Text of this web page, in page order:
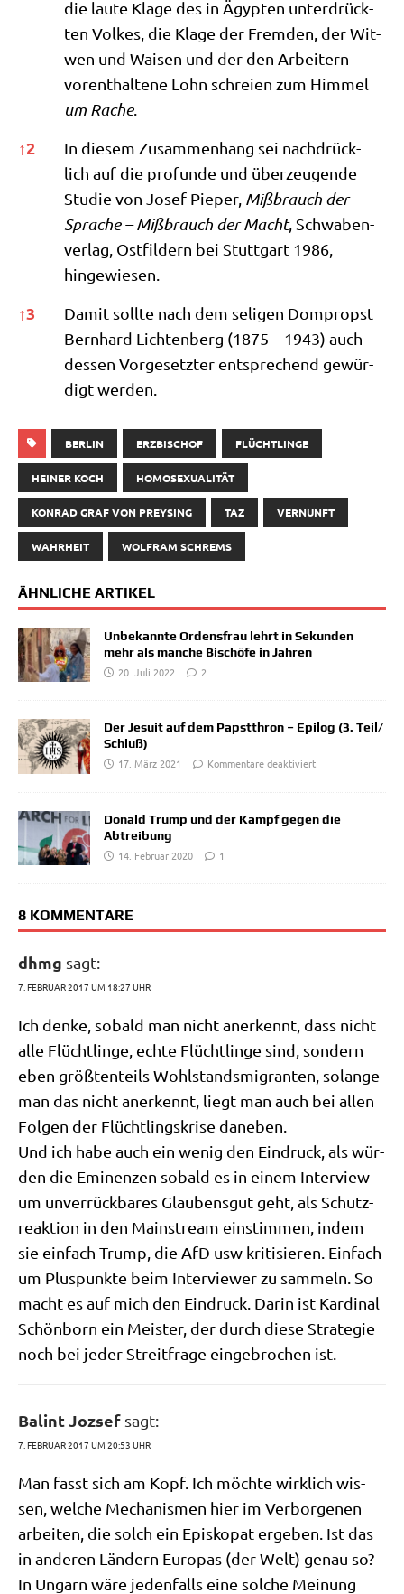
die lau­te Kla­ge des in Ägyp­ten unter­drück­
ten Vol­kes, die Kla­ge der Frem­den, der Wit­
wen und Wai­sen und der den Arbei­tern
vor­ent­hal­te­ne Lohn schrei­en zum Him­mel
um Rache.
↑2
In die­sem Zusam­men­hang sei nach­drück­
lich auf die pro­fun­de und über­zeu­gen­de
Stu­die von Josef Pie­per, Miß­brauch der
Spra­che – Miß­brauch der Macht, Schwa­ben­
ver­lag, Ost­fil­dern bei Stutt­gart 1986,
hingewiesen.
↑3
Damit soll­te nach dem seli­gen Dom­propst
Bern­hard Lich­ten­berg (1875 – 1943) auch
des­sen Vor­ge­setz­ter ent­spre­chend gewür­
digt werden.
BERLIN ERZBISCHOF FLÜCHTLINGE
HEINER KOCH HOMOSEXUALITÄT
KONRAD GRAF VON PREYSING TAZ VERNUNFT
WAHRHEIT WOLFRAM SCHREMS
ÄHNLICHE ARTIKEL
Unbekannte Ordensfrau lehrt in Sekunden
mehr als manche Bischöfe in Jahren
20. Juli 2022
2
Der Jesuit auf dem Papstthron – Epilog (3. Teil/​
Schluß)
17. März 2021
Kommentare deaktiviert
Donald Trump und der Kampf gegen die
Abtreibung
14. Februar 2020
1
8 KOMMENTARE
dhmg sagt:
7. FEBRUAR 2017 UM 18:27 UHR
Ich den­ke, sobald man nicht aner­kennt, dass nicht
alle Flücht­lin­ge, ech­te Flücht­lin­ge sind, son­dern
eben größ­ten­teils Wohl­stands­mi­gran­ten, solan­ge
man das nicht aner­kennt, liegt man auch bei allen
Fol­gen der Flücht­lings­kri­se daneben.
Und ich habe auch ein wenig den Ein­druck, als wür­
den die Emi­nen­zen sobald es in einem Inter­view
um unver­rück­ba­res Glau­bens­gut geht, als Schutz­
re­ak­ti­on in den Main­stream ein­stim­men, indem
sie ein­fach Trump, die AfD usw kri­ti­sie­ren. Ein­fach
um Plus­punk­te beim Inter­view­er zu sam­meln. So
macht es auf mich den Ein­druck. Dar­in ist Kar­di­nal
Schön­born ein Mei­ster, der durch die­se Stra­te­gie
noch bei jeder Streit­fra­ge ein­ge­bro­chen ist.
Balint Jozsef sagt:
7. FEBRUAR 2017 UM 20:53 UHR
Man fasst sich am Kopf. Ich möch­te wirk­lich wis­
sen, wel­che Mecha­nis­men hier im Ver­bor­ge­nen
arbei­ten, die solch ein Epi­sko­pat erge­ben. Ist das
in ande­ren Län­dern Euro­pas (der Welt) genau so?
In Ungarn wäre jeden­falls eine sol­che Mei­nung